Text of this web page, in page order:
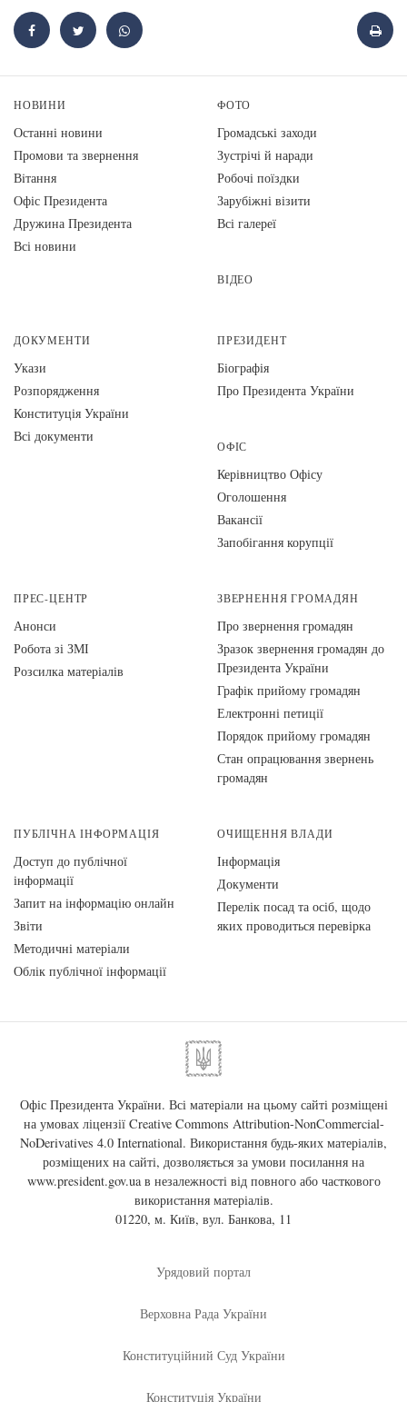
НОВИНИ
Останні новини
Промови та звернення
Вiтання
Офіс Президента
Дружина Президента
Всі новини
ФОТО
Громадські заходи
Зустрічі й наради
Робочі поїздки
Зарубіжні візити
Всі галереї
ВІДЕО
ДОКУМЕНТИ
Укази
Розпорядження
Конституція України
Всі документи
ПРЕЗИДЕНТ
Біографія
Про Президента України
ОФІС
Керівництво Офісу
Оголошення
Вакансії
Запобігання корупції
ПРЕС-ЦЕНТР
Анонси
Робота зі ЗМІ
Розсилка матеріалів
ЗВЕРНЕННЯ ГРОМАДЯН
Про звернення громадян
Зразок звернення громадян до
Президента України
Графік прийому громадян
Електронні петиції
Порядок прийому громадян
Стан опрацювання звернень
громадян
ПУБЛІЧНА ІНФОРМАЦІЯ
Доступ до публічної
інформації
Запит на інформацію онлайн
Звіти
Методичні матеріали
Облік публічної інформації
ОЧИЩЕННЯ ВЛАДИ
Інформація
Документи
Перелік посад та осіб, щодо
яких проводиться перевірка
Офіс Президента України. Всі матеріали на цьому сайті розміщені
на умовах ліцензії Creative Commons Attribution-NonCommercial-
NoDerivatives 4.0 International. Використання будь-яких матеріалів,
розміщених на сайті, дозволяється за умови посилання на
www.president.gov.uaв незалежності від повного або часткового
використання матеріалів.
01220, м. Київ, вул. Банкова, 11
Урядовий портал
Верховна Рада України
Конституційний Суд України
Конституція України